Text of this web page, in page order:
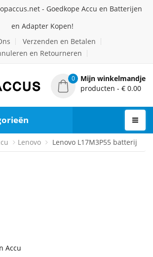
- Goedkope Accu en Batterijen
en Adapter Kopen!
Verzenden en Betalen
en Retourneren
0
Mijn winkelmandje
producten - € 0.00
Lenovo Lenovo L17M3P55 batterij
Accu